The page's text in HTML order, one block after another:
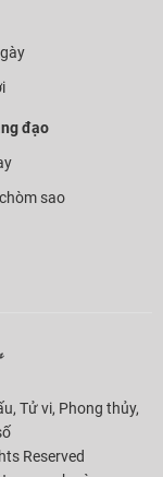
đạo
sao
Tử vi, Phong thủy,
Reserved